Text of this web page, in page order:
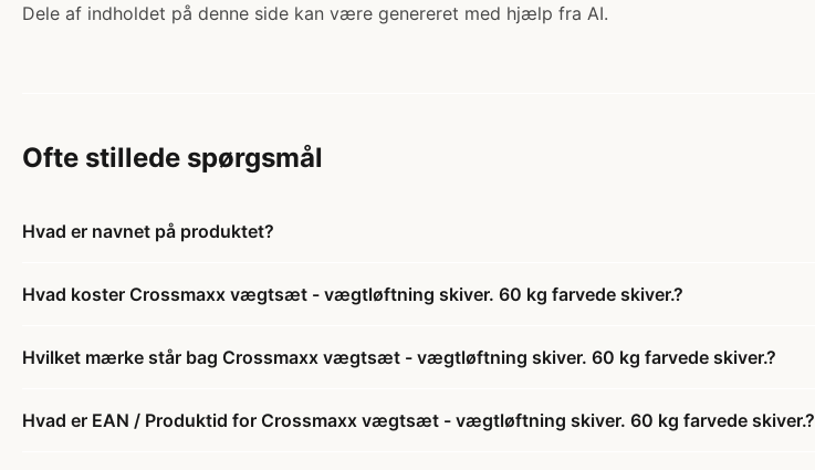
Dele af indholdet på denne side kan være genereret med hjælp fra AI.
Ofte stillede spørgsmål
Hvad er navnet på produktet?
Hvad koster Crossmaxx vægtsæt - vægtløftning skiver. 60 kg farvede skiver.?
Hvilket mærke står bag Crossmaxx vægtsæt - vægtløftning skiver. 60 kg farvede skiver.?
Hvad er EAN / Produktid for Crossmaxx vægtsæt - vægtløftning skiver. 60 kg farvede skiver.?